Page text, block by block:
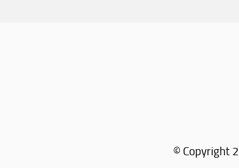
© Copyright